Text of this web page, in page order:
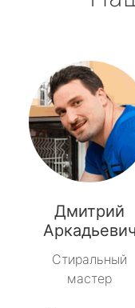
Дмитрий
Аркадьевич
Стиральный
мастер